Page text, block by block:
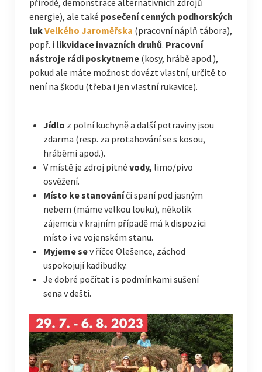
přírodě, demonstrace alternativních zdrojů
energie), ale také posečení cenných podhorských
lukVelkého Jaroměřska (pracovní náplň tábora),
popř. i likvidace invazních druhů. Pracovní
nástroje rádi poskytneme(kosy, hrábě apod.),
pokud ale máte možnost dovézt vlastní, určitě to
není na škodu (třeba i jen vlastní rukavice).
Jídlo z polní kuchyně a další potraviny jsou
zdarma (resp. za protahování se s kosou,
hráběmi apod.).
V místě je zdroj pitné vody, limo/pivo
osvěžení.
Místo ke stanováníči spaní pod jasným
nebem (máme velkou louku), několik
zájemců v krajním případě má k dispozici
místo i ve vojenském stanu.
Myjeme sev říčce Olešence, záchod
uspokojují kadibudky.
Je dobré počítat i s podmínkami sušení
sena v dešti.